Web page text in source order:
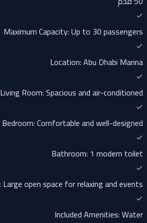
Maximum Capacity: Up to 30 passengers
Location: Abu Dhabi Marina
Living Room: Spacious and air-conditioned
Bedroom: Comfortable and well-designed
Bathroom: 1 modern toilet
Large open space for relaxing and events
Included Amenities: Water